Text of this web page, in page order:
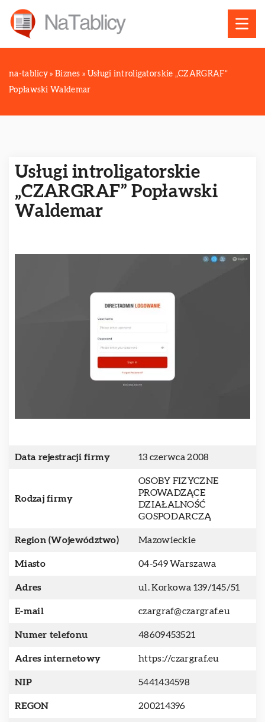
na-tablicy » Biznes » Usługi introligatorskie „CZARGRAF”
Popławski Waldemar
Usługi introligatorskie
„CZARGRAF” Popławski
Waldemar
Data rejestracji firmy 13 czerwca 2008
Rodzaj firmy
OSOBY FIZYCZNE
PROWADZĄCE
DZIAŁALNOŚĆ
GOSPODARCZĄ
Region (Województwo) Mazowieckie
Miasto 04-549 Warszawa
Adres ul. Korkowa 139/145/51
E-mail czargraf@czargraf.eu
Numer telefonu 48609453521
Adres internetowy https://czargraf.eu
NIP 5441434598
REGON 200214396